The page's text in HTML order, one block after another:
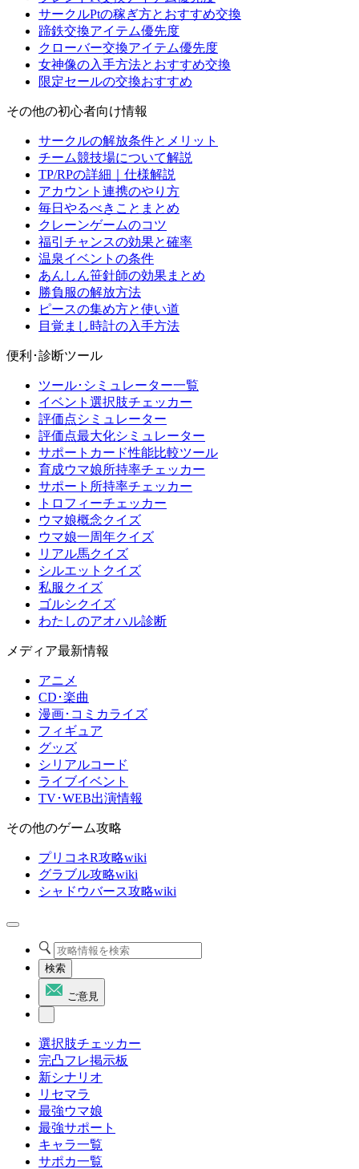
サークルPtの稼ぎ方とおすすめ交換
蹄鉄交換アイテム優先度
クローバー交換アイテム優先度
女神像の入手方法とおすすめ交換
限定セールの交換おすすめ
その他の初心者向け情報
サークルの解放条件とメリット
チーム競技場について解説
TP/RPの詳細｜仕様解説
アカウント連携のやり方
毎日やるべきことまとめ
クレーンゲームのコツ
福引チャンスの効果と確率
温泉イベントの条件
あんしん笹針師の効果まとめ
勝負服の解放方法
ピースの集め方と使い道
目覚まし時計の入手方法
便利･診断ツール
ツール･シミュレーター一覧
イベント選択肢チェッカー
評価点シミュレーター
評価点最大化シミュレーター
サポートカード性能比較ツール
育成ウマ娘所持率チェッカー
サポート所持率チェッカー
トロフィーチェッカー
ウマ娘概念クイズ
ウマ娘一周年クイズ
リアル馬クイズ
シルエットクイズ
私服クイズ
ゴルシクイズ
わたしのアオハル診断
メディア最新情報
アニメ
CD･楽曲
漫画･コミカライズ
フィギュア
グッズ
シリアルコード
ライブイベント
TV･WEB出演情報
その他のゲーム攻略
プリコネR攻略wiki
グラブル攻略wiki
シャドウバース攻略wiki
検索
ご意見
選択肢チェッカー
完凸フレ掲示板
新シナリオ
リセマラ
最強ウマ娘
最強サポート
キャラ一覧
サポカ一覧